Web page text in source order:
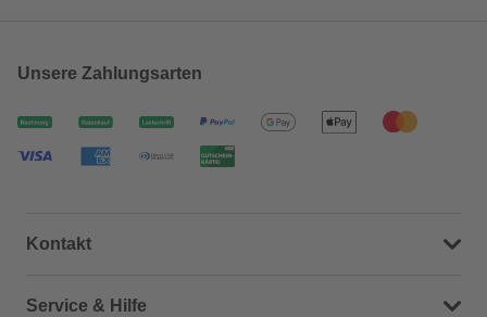
Unsere Zahlungsarten
Kontakt
Dein Kontakt zu uns
Service & Hilfe